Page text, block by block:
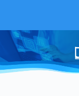
conteúdo